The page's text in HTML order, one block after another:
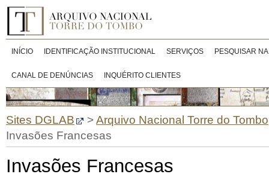
INÍCIO IDENTIFICAÇÃO INSTITUCIONAL SERVIÇOS PESQUISAR
CANAL DE DENÚNCIAS INQUÉRITO CLIENTES
Sites DGLAB >Arquivo Nacional Torre do Tombo
Invasões Francesas
Invasões Francesas